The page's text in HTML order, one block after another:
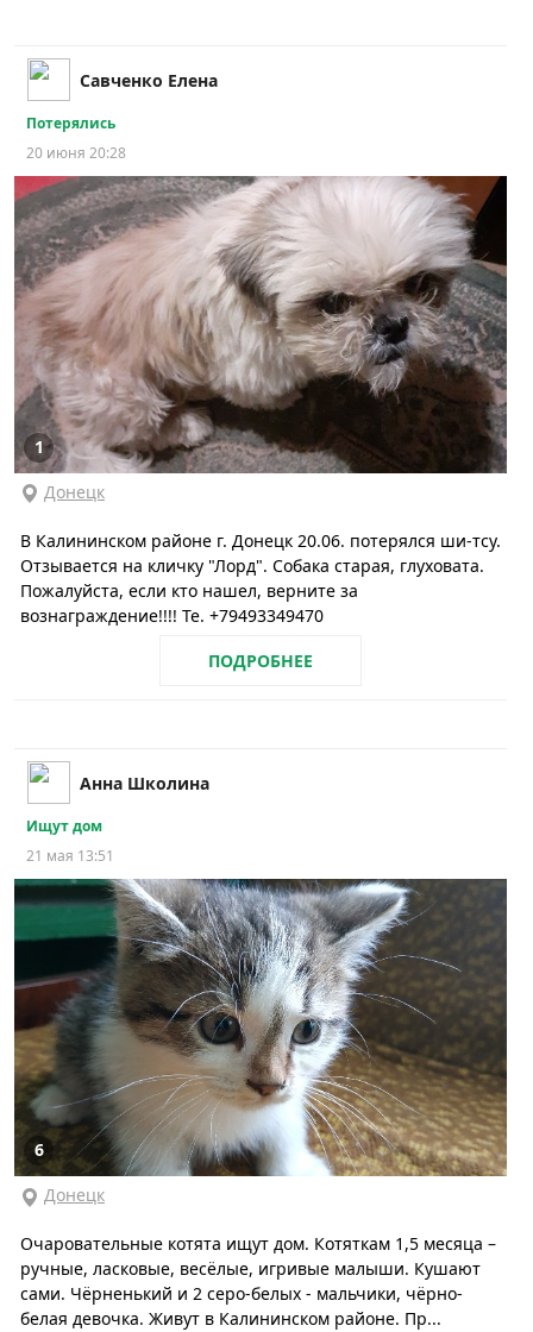
Савченко Елена
Потерялись
20 июня 20:28
1
Донецк
В Калининском районе г. Донецк 20.06. потерялся ши-тсу.
Отзывается на кличку "Лорд". Собака старая, глуховата.
Пожалуйста, если кто нашел, верните за
вознаграждение!!!! Те. +79493349470
ПОДРОБНЕЕ
Анна Школина
Ищут дом
21 мая 13:51
6
Донецк
Очаровательные котята ищут дом. Котяткам 1,5 месяца –
ручные, ласковые, весёлые, игривые малыши. Кушают
сами. Чёрненький и 2 серо-белых - мальчики, чёрно-
белая девочка. Живут в Калининском районе. Пр...